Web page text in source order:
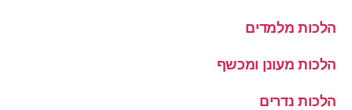
הלכות מלמדים
הלכות מעונן ומכשף
הלכות נדרים